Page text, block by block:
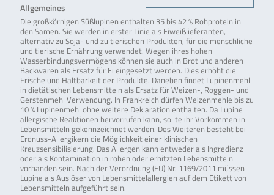
Allgemeines
Die großkörnigen Süßlupinen enthalten 35 bis 42 % Rohprotein in
den Samen. Sie werden in erster Linie als Eiweißlieferanten,
alternativ zu Soja- und zu tierischen Produkten, für die menschliche
und tierische Ernährung verwendet. Wegen ihres hohen
Wasserbindungsvermögens können sie auch in Brot und anderen
Backwaren als Ersatz für Ei eingesetzt werden. Dies erhöht die
Frische und Haltbarkeit der Produkte. Daneben findet Lupinenmehl
in dietätischen Lebensmitteln als Ersatz für Weizen-, Roggen- und
Gerstenmehl Verwendung. In Frankreich dürfen Weizenmehle bis zu
10 % Lupinenmehl ohne weitere Deklaration enthalten. Da Lupine
allergische Reaktionen hervorrufen kann, sollte ihr Vorkommen in
Lebensmitteln gekennzeichnet werden. Des Weiteren besteht bei
Erdnuss-Allergikern die Möglichkeit einer klinischen
Kreuzsensibilisierung. Das Allergen kann entweder als Ingredienz
oder als Kontamination in rohen oder erhitzten Lebensmitteln
vorhanden sein. Nach der Verordnung (EU) Nr. 1169/2011 müssen
Lupine als Auslöser von Lebensmittelallergien auf dem Etikett von
Lebensmitteln aufgeführt sein.